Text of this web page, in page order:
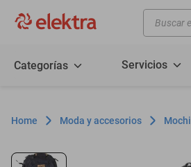
Buscar en
Categorías Servicios
Moda y accesorios